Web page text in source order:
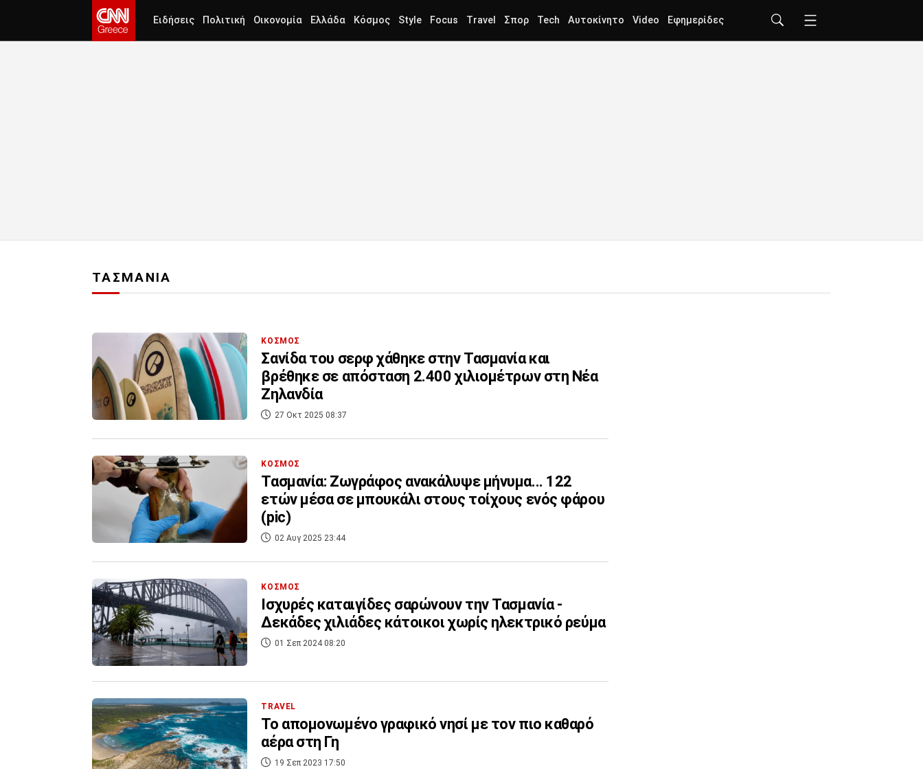
Ειδήσεις Πολιτική Οικονομία Ελλάδα Κόσμος Style Focus Travel Σπορ Tech Αυτοκίνητο Video Εφημερίδες
ΤΑΣΜΑΝΙΑ
ΚΟΣΜΟΣ
Σανίδα του σερφ χάθηκε στην Τασμανία και
βρέθηκε σε απόσταση 2.400 χιλιομέτρων στη Νέα
Ζηλανδία
27 Οκτ 2025 08:37
ΚΟΣΜΟΣ
Τασμανία: Zωγράφος ανακάλυψε μήνυμα... 122
ετών μέσα σε μπουκάλι στους τοίχους ενός φάρου
(pic)
02 Αυγ 2025 23:44
ΚΟΣΜΟΣ
Ισχυρές καταιγίδες σαρώνουν την Τασμανία -
Δεκάδες χιλιάδες κάτοικοι χωρίς ηλεκτρικό ρεύμα
01 Σεπ 2024 08:20
TRAVEL
Το απομονωμένο γραφικό νησί με τον πιο καθαρό
αέρα στη Γη
19 Σεπ 2023 17:50